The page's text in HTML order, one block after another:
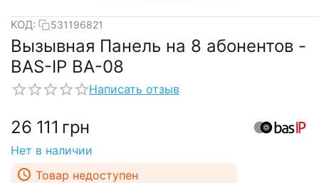
КОД: 531196821
Вызывная Панель на 8 абонентов -
BAS-IP BA-08
Написать отзыв
26 111 грн
Нет в наличии
Товар недоступен